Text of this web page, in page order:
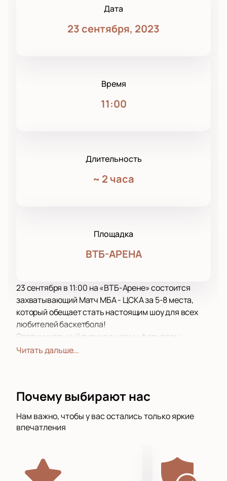
Дата
23 сентября, 2023
Время
11:00
Длительность
~ 2 часа
Площадка
ВТБ-АРЕНА
23 сентября в 11:00 на «ВТБ-Арене» состоится
захватывающий Матч МБА - ЦСКА за 5-8 места,
который обещает стать настоящим шоу для всех
любителей баскетбола!
Этот уникальный турнир с новым форматом
объединил восемь самых сильных клубов,
возможность насладиться зрелищными
высочайшем уровне.
Матч за 5-8 места станет настоящим испытанием
вершине турнира. УНИКС, «Локомотив-Кубань»,
ЦСКА, «Зенит», «Пари Нижний Новгород», МБА,
Читать дальше...
Почему выбирают нас
Нам важно, чтобы у вас остались только яркие
впечатления